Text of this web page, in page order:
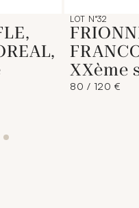
LOT N°32
XXème
80 / 120 €